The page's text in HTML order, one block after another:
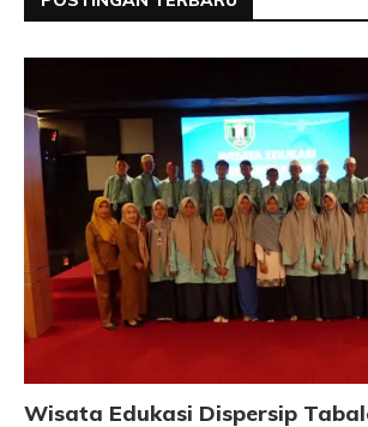
Wisata Edukasi Dispersip